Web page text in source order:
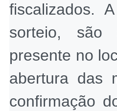
fiscalizados.
sorteio, são
presente no
abertura das
confirmação